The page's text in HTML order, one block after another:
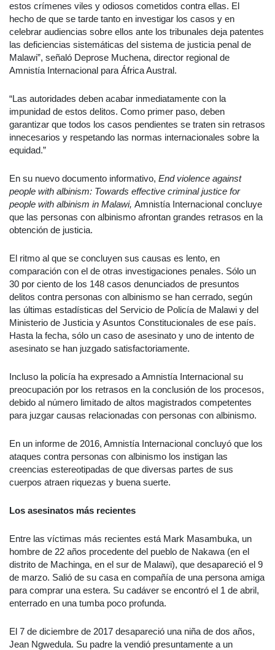
estos crímenes viles y odiosos cometidos contra ellas. El
hecho de que se tarde tanto en investigar los casos y en
celebrar audiencias sobre ellos ante los tribunales deja patentes
las deficiencias sistemáticas del sistema de justicia penal de
Malawi”, señaló Deprose Muchena, director regional de
Amnistía Internacional para África Austral.
“Las autoridades deben acabar inmediatamente con la
impunidad de estos delitos. Como primer paso, deben
garantizar que todos los casos pendientes se traten sin retrasos
innecesarios y respetando las normas internacionales sobre la
equidad.”
En su nuevo documento informativo, End violence against
people with albinism: Towards effective criminal justice for
people with albinism in Malawi, Amnistía Internacional concluye
que las personas con albinismo afrontan grandes retrasos en la
obtención de justicia.
El ritmo al que se concluyen sus causas es lento, en
comparación con el de otras investigaciones penales. Sólo un
30 por ciento de los 148 casos denunciados de presuntos
delitos contra personas con albinismo se han cerrado, según
las últimas estadísticas del Servicio de Policía de Malawi y del
Ministerio de Justicia y Asuntos Constitucionales de ese país.
Hasta la fecha, sólo un caso de asesinato y uno de intento de
asesinato se han juzgado satisfactoriamente.
Incluso la policía ha expresado a Amnistía Internacional su
preocupación por los retrasos en la conclusión de los procesos,
debido al número limitado de altos magistrados competentes
para juzgar causas relacionadas con personas con albinismo.
En un informe de 2016, Amnistía Internacional concluyó que los
ataques contra personas con albinismo los instigan las
creencias estereotipadas de que diversas partes de sus
cuerpos atraen riquezas y buena suerte.
Los asesinatos más recientes
Entre las víctimas más recientes está Mark Masambuka, un
hombre de 22 años procedente del pueblo de Nakawa (en el
distrito de Machinga, en el sur de Malawi), que desapareció el 9
de marzo. Salió de su casa en compañía de una persona amiga
para comprar una estera. Su cadáver se encontró el 1 de abril,
enterrado en una tumba poco profunda.
El 7 de diciembre de 2017 desapareció una niña de dos años,
Jean Ngwedula. Su padre la vendió presuntamente a un